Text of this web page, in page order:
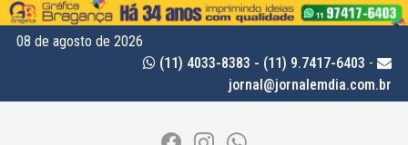
08 de agosto de 2026
(11) 4033-8383 - (11) 9.7417-6403 -
jornal@jornalemdia.com.br